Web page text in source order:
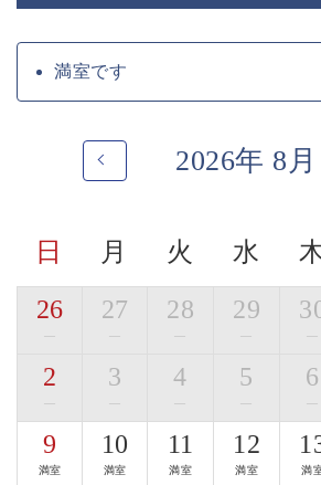
諏訪湖を一望する展望露天風呂
さい。
宿用意の肌露出の少ない湯浴みを着
けます。
■お食事「萃の膳」
旬の美味しく安全な食材を信州諏訪
自信を持って提供できる調味料を厳
地場の旨味、和の旨味で寛ぎのお食
季節ごとに変わる名物の土鍋ご飯や
ございます。
満室です
2026年 8月
日 月 火 水
26
—
27
—
28
—
29
— —
2
—
3
—
4
—
5
—
6
—
9
満室
10
満室
11
満室
12
満室 満